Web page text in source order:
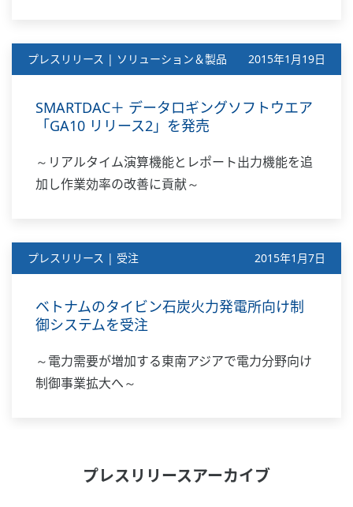
プレスリリース | ソリューション＆製品 2015年1月19日
SMARTDAC＋ データロギングソフトウエア
「GA10 リリース2」を発売
～リアルタイム演算機能とレポート出力機能を追
加し作業効率の改善に貢献～
プレスリリース | 受注 2015年1月7日
ベトナムのタイビン石炭火力発電所向け制
御システムを受注
～電力需要が増加する東南アジアで電力分野向け
制御事業拡大へ～
プレスリリースアーカイブ